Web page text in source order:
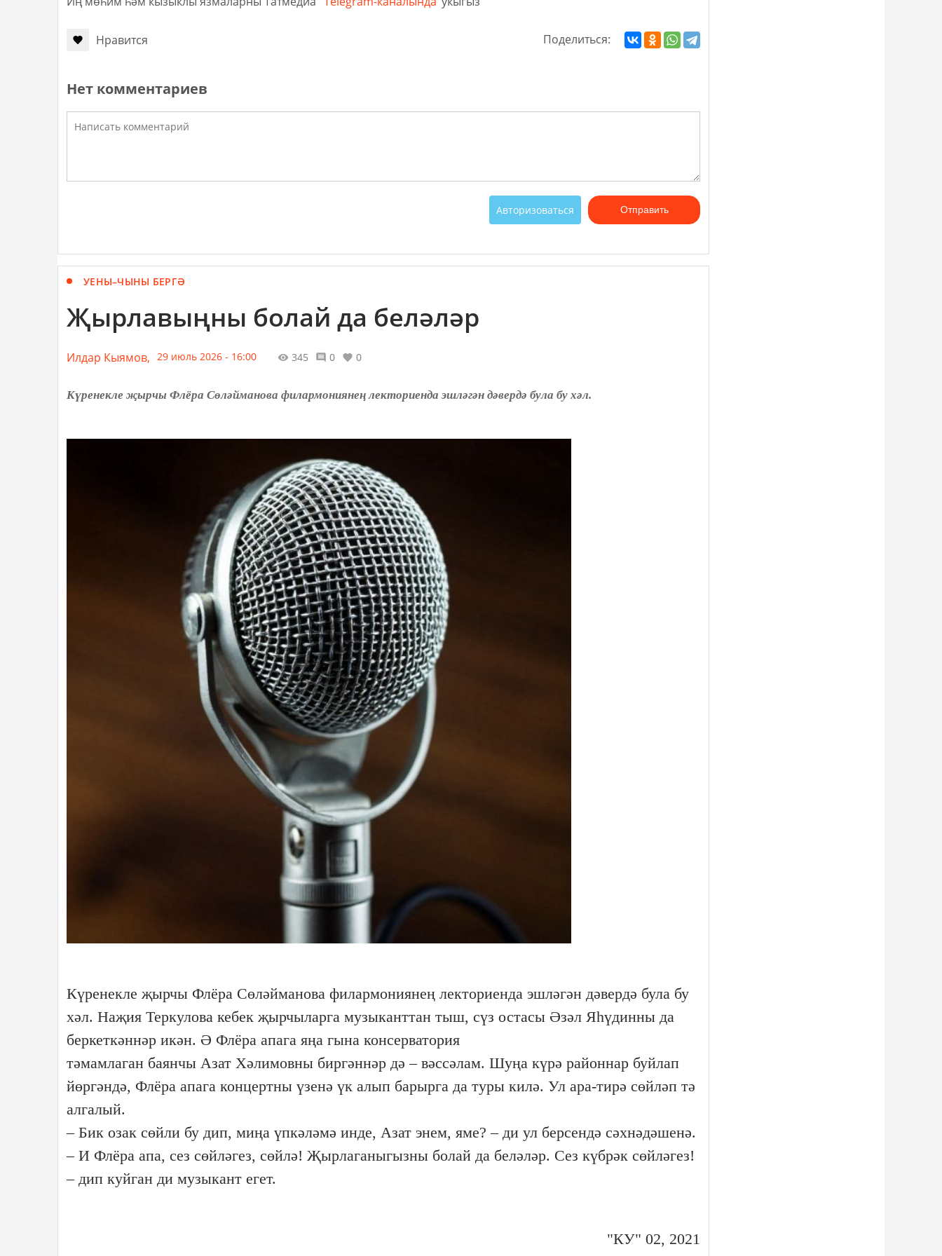
Нравится Поделиться:
Нет комментариев
Авторизоваться Отправить
УЕНЫ–ЧЫНЫ БЕРГӘ
Җырлавыңны болай да беләләр
Илдар Кыямов, 29 июль 2026 - 16:00 345 0 0
Күренекле җырчы Флёра Сөләйманова филармониянең лекториенда эшләгән дәвердә була бу хәл.
Күренекле җырчы Флёра Сөләйманова филармониянең лекториенда эшләгән дәвердә була бу
хәл. Наҗия Теркулова кебек җырчыларга музыканттан тыш, сүз остасы Әзәл Яһүдинны да
беркеткәннәр икән. Ә Флёра апага яңа гына консерватория
тәмамлаган баянчы Азат Хәлимовны биргәннәр дә – вәссәлам. Шуңа күрә районнар буйлап
йөргәндә, Флёра апага концертны үзенә үк алып барырга да туры килә. Ул ара-тирә сөйләп тә
алгалый.
– Бик озак сөйли бу дип, миңа үпкәләмә инде, Азат энем, яме? – ди ул берсендә сәхнәдәшенә.
– И Флёра апа, сез сөйләгез, сөйлә! Җырлаганыгызны болай да беләләр. Сез күбрәк сөйләгез!
– дип куйган ди музыкант егет.
"КУ" 02, 2021